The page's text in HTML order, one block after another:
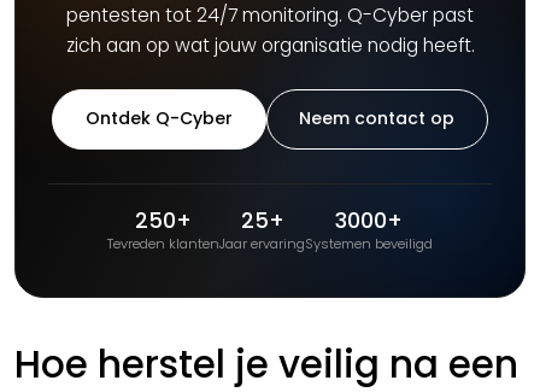
pentesten tot 24/7 monitoring. Q-Cyber past
zich aan op wat jouw organisatie nodig heeft.
Ontdek Q-Cyber Neem contact op
250+
Tevreden klanten
25+
Jaar ervaring
3000+
Systemen beveiligd
Hoe herstel je veilig na een